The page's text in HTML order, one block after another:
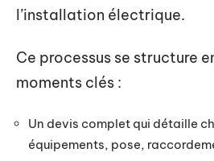
l’installation électrique.
Ce processus se structure
moments clés :
Un devis complet qui détaille
équipements, pose,